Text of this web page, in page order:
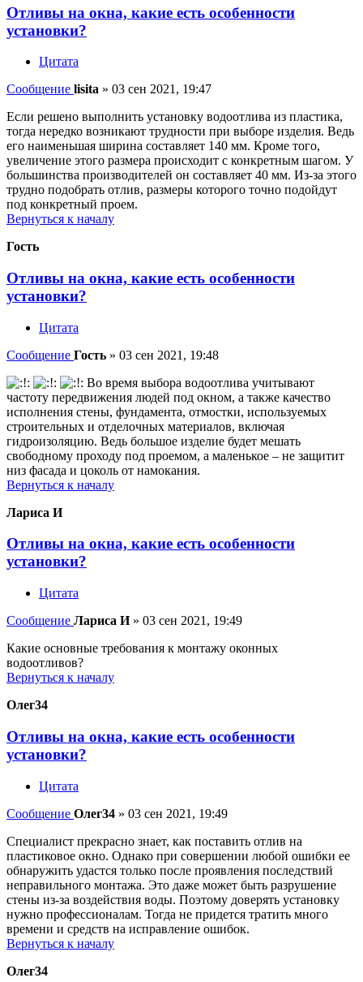
Отливы на окна, какие есть особенности
установки?
Цитата
Сообщение lisita » 03 сен 2021, 19:47
Если решено выполнить установку водоотлива из пластика,
тогда нередко возникают трудности при выборе изделия. Ведь
его наименьшая ширина составляет 140 мм. Кроме того,
увеличение этого размера происходит с конкретным шагом. У
большинства производителей он составляет 40 мм. Из-за этого
трудно подобрать отлив, размеры которого точно подойдут
под конкретный проем.
Вернуться к началу
Гость
Отливы на окна, какие есть особенности
установки?
Цитата
Сообщение Гость » 03 сен 2021, 19:48
Во время выбора водоотлива учитывают
частоту передвижения людей под окном, а также качество
исполнения стены, фундамента, отмостки, используемых
строительных и отделочных материалов, включая
гидроизоляцию. Ведь большое изделие будет мешать
свободному проходу под проемом, а маленькое – не защитит
низ фасада и цоколь от намокания.
Вернуться к началу
Лариса И
Отливы на окна, какие есть особенности
установки?
Цитата
Сообщение Лариса И» 03 сен 2021, 19:49
Какие основные требования к монтажу оконных
водоотливов?
Вернуться к началу
Олег34
Отливы на окна, какие есть особенности
установки?
Цитата
Сообщение Олег34 » 03 сен 2021, 19:49
Специалист прекрасно знает, как поставить отлив на
пластиковое окно. Однако при совершении любой ошибки ее
обнаружить удастся только после проявления последствий
неправильного монтажа. Это даже может быть разрушение
стены из-за воздействия воды. Поэтому доверять установку
нужно профессионалам. Тогда не придется тратить много
времени и средств на исправление ошибок.
Вернуться к началу
Олег34